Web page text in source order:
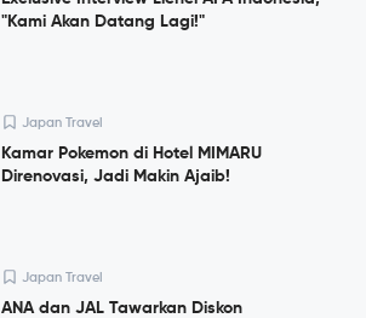
"Kami Akan Datang Lagi!"
Japan Travel
Kamar Pokemon di Hotel MIMARU
Direnovasi, Jadi Makin Ajaib!
Japan Travel
ANA dan JAL Tawarkan Diskon